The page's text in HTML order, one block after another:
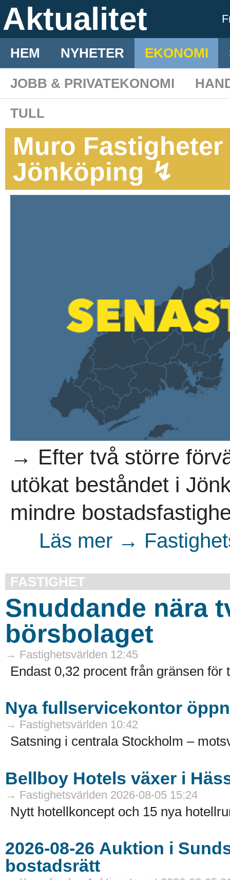
Aktualitet
HEM NYHETER EKONOMI
JOBB & PRIVATEKONOMI
TULL
Muro
Jönköping ↯
→ Efter två större
utökat beståndet i
mindre
Läs mer →
FASTIGHET
Snuddande nära
börsbolaget
→ Fastighetsvärlden 12:45
Endast 0,32 procent från gränsen för
Nya fullservicekontor
→ Fastighetsvärlden 10:42
Satsning i centrala Stockholm –
Bellboy Hotels växer i
→ Fastighetsvärlden 2026-08-05 15:24
Nytt hotellkoncept och 15 nya
2026-08-26 Auktion i Sundsvall - Fastigheter och
bostadsrätt